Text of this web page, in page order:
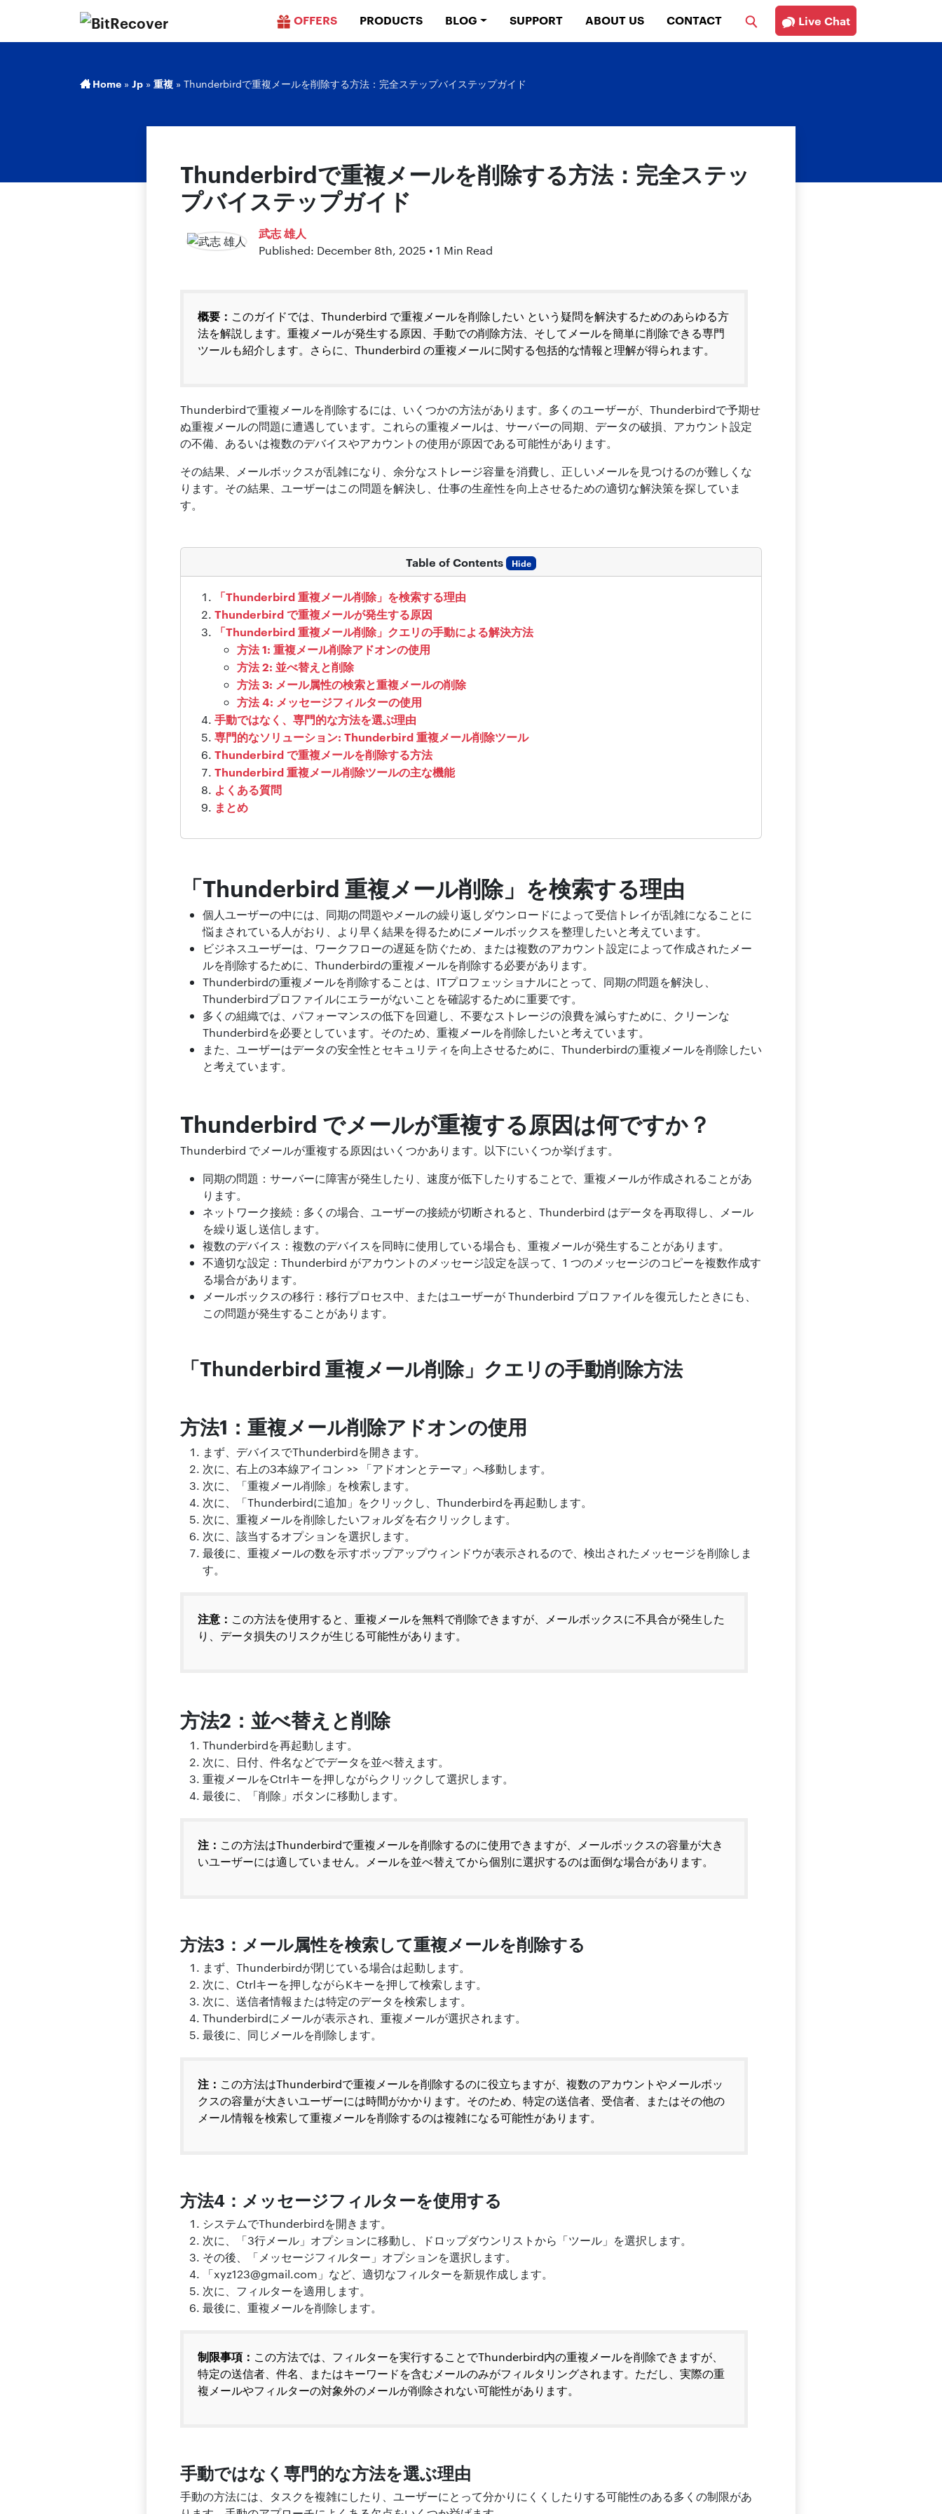
OFFERS PRODUCTS BLOG SUPPORT ABOUT US CONTACT Live Chat
Home » Jp » 重複 » Thunderbirdで重複メールを削除する方法：完全ステップバイステップガイド
Thunderbirdで重複メールを削除する方法：完全ステッ
プバイステップガイド
武志 雄人
Published: December 8th, 2025 • 1 Min Read
概要： このガイドでは、Thunderbird で重複メールを削除したい という疑問を解決するためのあらゆる方
法を解説します。重複メールが発生する原因、手動での削除方法、そしてメールを簡単に削除できる専門
ツールも紹介します。さらに、Thunderbird の重複メールに関する包括的な情報と理解が得られます。
Thunderbirdで重複メールを削除するには、いくつかの方法があります。多くのユーザーが、Thunderbirdで予期せ
ぬ重複メールの問題に遭遇しています。これらの重複メールは、サーバーの同期、データの破損、アカウント設定
の不備、あるいは複数のデバイスやアカウントの使用が原因である可能性があります。
その結果、メールボックスが乱雑になり、余分なストレージ容量を消費し、正しいメールを見つけるのが難しくな
ります。その結果、ユーザーはこの問題を解決し、仕事の生産性を向上させるための適切な解決策を探していま
す。
Table of Contents Hide
「Thunderbird 重複メール削除」を検索する理由
Thunderbird で重複メールが発生する原因
「Thunderbird 重複メール削除」クエリの手動による解決方法
方法 1: 重複メール削除アドオンの使用
方法 2: 並べ替えと削除
方法 3: メール属性の検索と重複メールの削除
方法 4: メッセージフィルターの使用
手動ではなく、専門的な方法を選ぶ理由
専門的なソリューション: Thunderbird 重複メール削除ツール
Thunderbird で重複メールを削除する方法
Thunderbird 重複メール削除ツールの主な機能
よくある質問
まとめ
「Thunderbird 重複メール削除」を検索する理由
個人ユーザーの中には、同期の問題やメールの繰り返しダウンロードによって受信トレイが乱雑になることに
悩まされている人がおり、より早く結果を得るためにメールボックスを整理したいと考えています。
ビジネスユーザーは、ワークフローの遅延を防ぐため、または複数のアカウント設定によって作成されたメー
ルを削除するために、Thunderbirdの重複メールを削除する必要があります。
Thunderbirdの重複メールを削除することは、ITプロフェッショナルにとって、同期の問題を解決し、
Thunderbirdプロファイルにエラーがないことを確認するために重要です。
多くの組織では、パフォーマンスの低下を回避し、不要なストレージの浪費を減らすために、クリーンな
Thunderbirdを必要としています。そのため、重複メールを削除したいと考えています。
また、ユーザーはデータの安全性とセキュリティを向上させるために、Thunderbirdの重複メールを削除したい
と考えています。
Thunderbird でメールが重複する原因は何ですか？
Thunderbird でメールが重複する原因はいくつかあります。以下にいくつか挙げます。
同期の問題：サーバーに障害が発生したり、速度が低下したりすることで、重複メールが作成されることがあ
ります。
ネットワーク接続：多くの場合、ユーザーの接続が切断されると、Thunderbird はデータを再取得し、メール
を繰り返し送信します。
複数のデバイス：複数のデバイスを同時に使用している場合も、重複メールが発生することがあります。
不適切な設定：Thunderbird がアカウントのメッセージ設定を誤って、1 つのメッセージのコピーを複数作成す
る場合があります。
メールボックスの移行：移行プロセス中、またはユーザーが Thunderbird プロファイルを復元したときにも、
この問題が発生することがあります。
「Thunderbird 重複メール削除」クエリの手動削除方法
方法1：重複メール削除アドオンの使用
まず、デバイスでThunderbirdを開きます。
次に、右上の3本線アイコン >> 「アドオンとテーマ」へ移動します。
次に、「重複メール削除」を検索します。
次に、「Thunderbirdに追加」をクリックし、Thunderbirdを再起動します。
次に、重複メールを削除したいフォルダを右クリックします。
次に、該当するオプションを選択します。
最後に、重複メールの数を示すポップアップウィンドウが表示されるので、検出されたメッセージを削除しま
す。
注意： この方法を使用すると、重複メールを無料で削除できますが、メールボックスに不具合が発生した
り、データ損失のリスクが生じる可能性があります。
方法2：並べ替えと削除
Thunderbirdを再起動します。
次に、日付、件名などでデータを並べ替えます。
重複メールをCtrlキーを押しながらクリックして選択します。
最後に、「削除」ボタンに移動します。
注： この方法はThunderbirdで重複メールを削除するのに使用できますが、メールボックスの容量が大き
いユーザーには適していません。メールを並べ替えてから個別に選択するのは面倒な場合があります。
方法3：メール属性を検索して重複メールを削除する
まず、Thunderbirdが閉じている場合は起動します。
次に、Ctrlキーを押しながらKキーを押して検索します。
次に、送信者情報または特定のデータを検索します。
Thunderbirdにメールが表示され、重複メールが選択されます。
最後に、同じメールを削除します。
注： この方法はThunderbirdで重複メールを削除するのに役立ちますが、複数のアカウントやメールボッ
クスの容量が大きいユーザーには時間がかかります。そのため、特定の送信者、受信者、またはその他の
メール情報を検索して重複メールを削除するのは複雑になる可能性があります。
方法4：メッセージフィルターを使用する
システムでThunderbirdを開きます。
次に、「3行メール」オプションに移動し、ドロップダウンリストから「ツール」を選択します。
その後、「メッセージフィルター」オプションを選択します。
「xyz123@gmail.com 」など、適切なフィルターを新規作成します。
次に、フィルターを適用します。
最後に、重複メールを削除します。
制限事項： この方法では、フィルターを実行することでThunderbird内の重複メールを削除できますが、
特定の送信者、件名、またはキーワードを含むメールのみがフィルタリングされます。ただし、実際の重
複メールやフィルターの対象外のメールが削除されない可能性があります。
手動ではなく専門的な方法を選ぶ理由
手動の方法には、タスクを複雑にしたり、ユーザーにとって分かりにくくしたりする可能性のある多くの制限があ